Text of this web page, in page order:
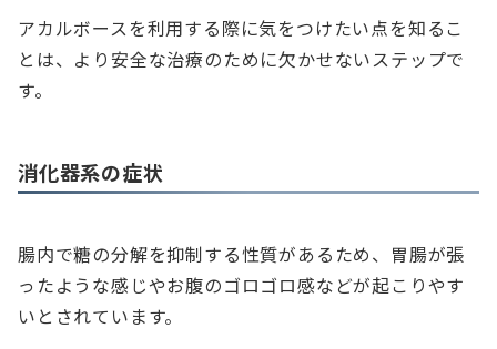
アカルボースを利用する際に気をつけたい点を知るこ
とは、より安全な治療のために欠かせないステップで
す。
消化器系の症状
腸内で糖の分解を抑制する性質があるため、胃腸が張
ったような感じやお腹のゴロゴロ感などが起こりやす
いとされています。